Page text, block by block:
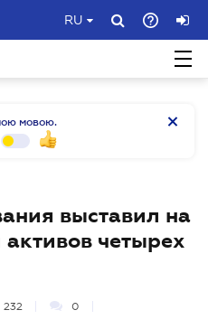
RU
мовою.
выставил на
четырех
232 0